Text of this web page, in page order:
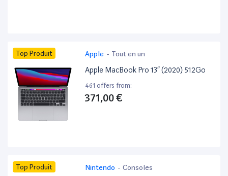
Top Produit Apple - Tout en un
Apple MacBook Pro 13” (2020) 512Go
461 offers from:
371,00 €
Top Produit Nintendo - Consoles